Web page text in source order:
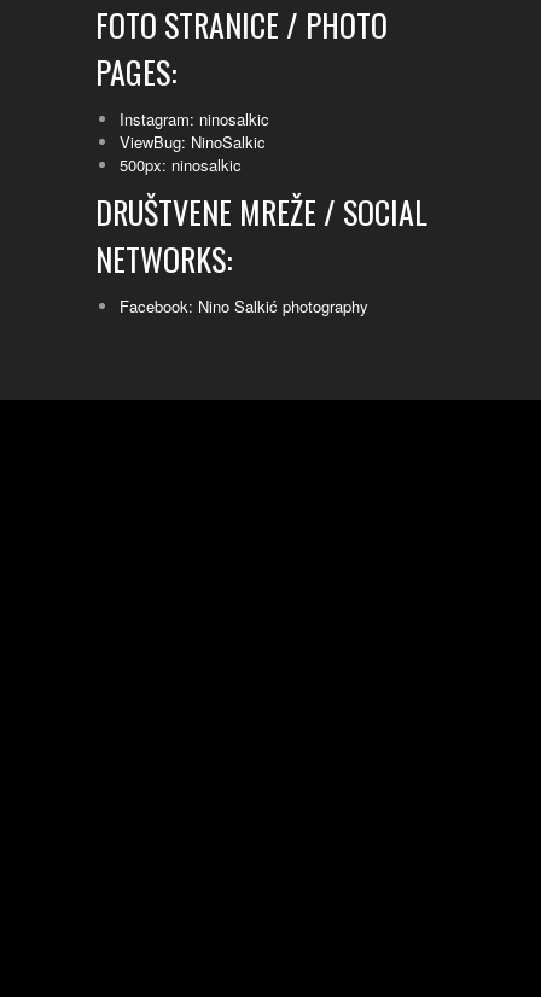
FOTO STRANICE / PHOTO
PAGES:
Instagram: ninosalkic
ViewBug: NinoSalkic
500px: ninosalkic
DRUŠTVENE MREŽE / SOCIAL
NETWORKS:
Facebook: Nino Salkić photography